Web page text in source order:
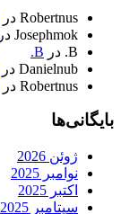
Robertnus در
Josephmok در
B. در B.
Danielnub در
Robertnus در
بایگانی‌ها
ژوئن 2026
نوامبر 2025
اکتبر 2025
سپتامبر 2025